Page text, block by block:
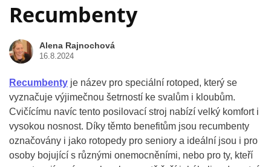
Recumbenty
Alena Rajnochová
16.8.2024
Recumbenty je název pro speciální rotoped, který se
vyznačuje výjimečnou šetrností ke svalům i kloubům.
Cvičícímu navíc tento posilovací stroj nabízí velký komfort i
vysokou nosnost. Díky těmto benefitům jsou recumbenty
označovány i jako rotopedy pro seniory a ideální jsou i pro
osoby bojující s různými onemocněními, nebo pro ty, kteří